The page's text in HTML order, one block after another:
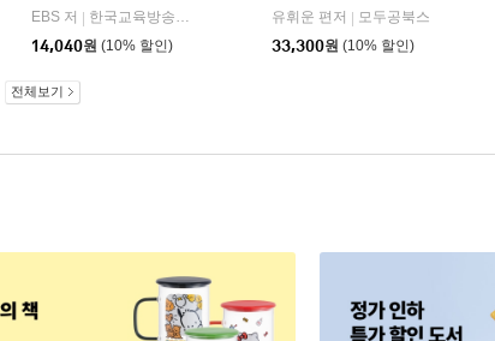
(2026년)
EBS 저
한국교육방송공사
14,040원 (10% 할인)
플.)
유휘운 편저
모두공북스
33,300원 (10% 할인)
전체보기